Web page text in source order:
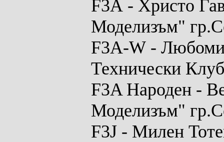
F3A - Христо
Моделизъм"
F3A-W -
Технически
F3A Народен -
Моделизъм"
F3J - Милен